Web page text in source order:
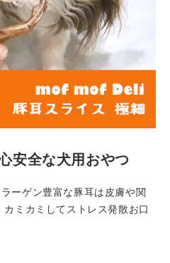
安全な犬用おやつ
ーゲン豊富な豚耳は皮膚や関
ミカミしてストレス発散お口